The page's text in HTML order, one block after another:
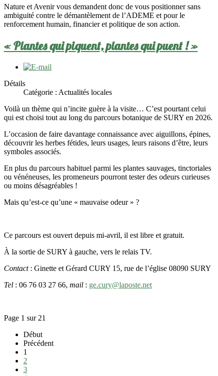
Nature et Avenir vous demandent donc de vous positionner sans
ambiguité contre le démantèlement de l’ADEME et pour le
renforcement humain, financier et politique de son action.
« Plantes qui piquent, plantes qui puent ! »
Détails
Catégorie : Actualités locales
Voilà un thème qui n’incite guère à la visite… C’est pourtant celui
qui est choisi tout au long du parcours botanique de SURY en 2026.
L’occasion de faire davantage connaissance avec aiguillons, épines,
découvrir les herbes fétides, leurs usages, leurs raisons d’être, leurs
symboles associés.
En plus du parcours habituel parmi les plantes sauvages, tinctoriales
ou vénéneuses, les promeneurs pourront tester des odeurs curieuses
ou moins désagréables !
Mais qu’est-ce qu’une « mauvaise odeur » ?
Ce parcours est ouvert depuis mi-avril, il est libre et gratuit.
À la sortie de SURY à gauche, vers le relais TV.
Contact: Ginette et Gérard CURY 15, rue de l’église 08090 SURY
Tel : 06 76 03 27 66, mail : ge.cury@laposte.net
Page 1 sur 21
Début
Précédent
1
2
3